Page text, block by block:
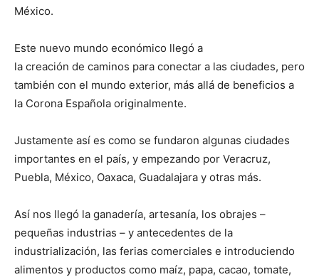
México.
Este nuevo mundo económico llegó a
la creación de caminos para conectar a las ciudades, pero
también con el mundo exterior, más allá de beneficios a
la Corona Española originalmente.
Justamente así es como se fundaron algunas ciudades
importantes en el país, y empezando por Veracruz,
Puebla, México, Oaxaca, Guadalajara y otras más.
Así nos llegó la ganadería, artesanía, los obrajes –
pequeñas industrias – y antecedentes de la
industrialización, las ferias comerciales e introduciendo
alimentos y productos como maíz, papa, cacao, tomate,